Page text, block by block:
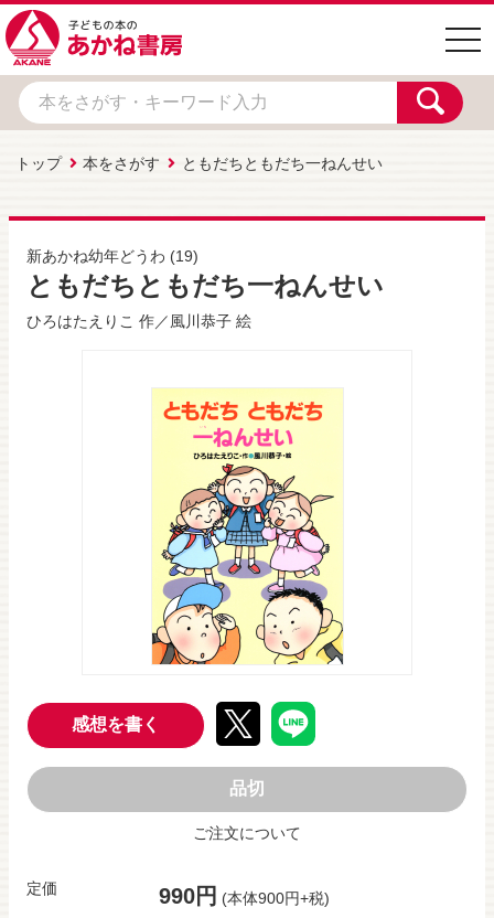
トップ 本をさがす ともだちともだち一ねんせい
新あかね幼年どうわ (19)
ともだちともだち一ねんせい
ひろはたえりこ 作／ 風川恭子 絵
感想を書く
品切
ご注文について
定価 990円 (本体900円+税)